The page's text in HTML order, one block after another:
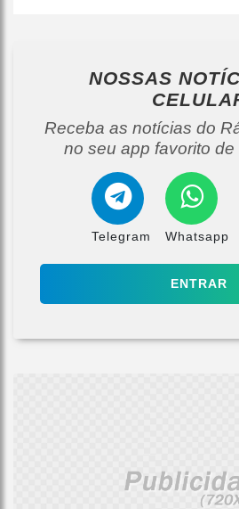
NOSSAS
Receba as notícias do
no seu app favorito
Telegram Whatsapp
ENTRAR